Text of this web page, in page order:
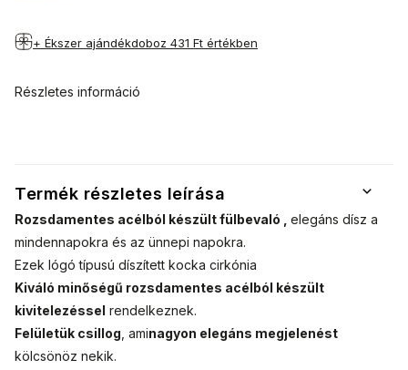
+ Ékszer ajándékdoboz 431 Ft értékben
Részletes információ
Termék részletes leírása
Rozsdamentes acélból készült fülbevaló , elegáns dísz a
mindennapokra és az ünnepi napokra.
Ezek lógó típusú díszített kocka cirkónia
Kiváló minőségű rozsdamentes acélból készült
kivitelezéssel rendelkeznek.
Felületük csillog , aminagyon elegáns megjelenést
kölcsönöz nekik.